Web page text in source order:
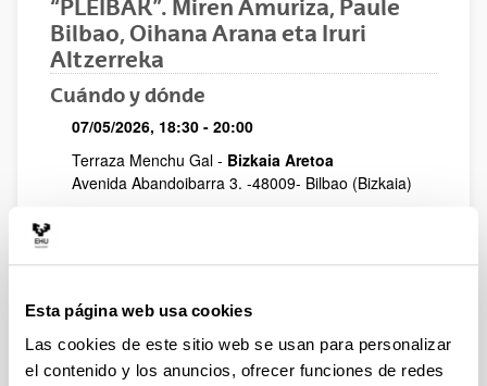
Esta página web usa cookies
Las cookies de este sitio web se usan para personalizar
el contenido y los anuncios, ofrecer funciones de redes
“PLEIBAK”. Miren Amuriza, Paule
Bilbao, Oihana Arana eta Iruri
Altzerreka
Cuándo y dónde
07/05/2026, 18:30 - 20:00
Terraza Menchu Gal - Bizkaia Aretoa
Avenida Abandoibarra 3. -48009- Bilbao (Bizkaia)